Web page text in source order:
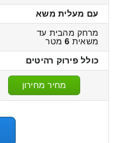
עם מעלית משא
מרחק מהבית עד
משאית 6מטר
כולל פירוק רהיטים
מחיר מחירון